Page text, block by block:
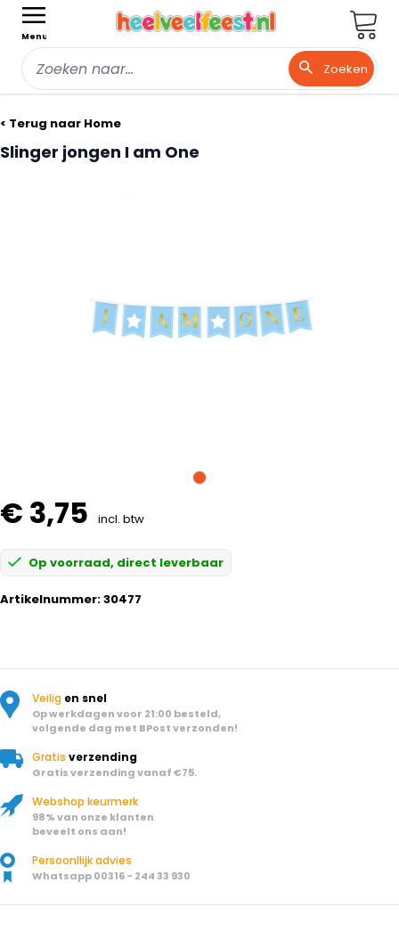
Menu
Zoeken
< Terug naar Home
Slinger jongen I am One
€ 3,75 incl. btw
Op voorraad, direct leverbaar
Artikelnummer:30477
Veilig en snel
Op werkdagen voor 21:00 besteld,
volgende dag met BPost verzonden!
Gratis verzending
Gratis verzending vanaf €75.
Webshop keurmerk
98% van onze klanten
beveelt ons aan!
Persoonllijk advies
Whatsapp 00316 - 244 33 930